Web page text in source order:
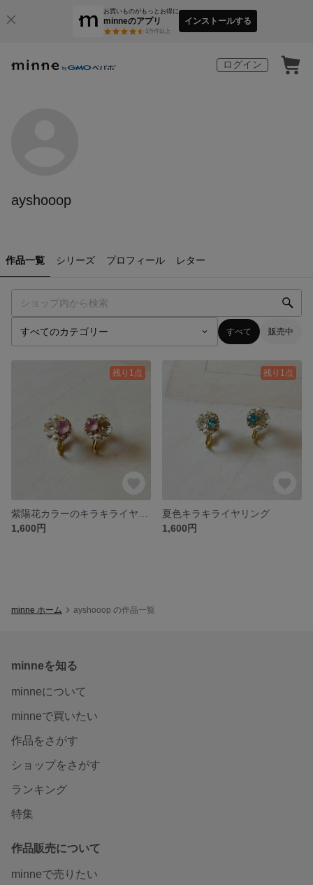
お買いものがもっとお得に
minneのアプリ
3万件以上
インストールする
ログイン
ayshooop
作品一覧 シリーズ プロフィール レター
すべて 販売中
残り1点
1,600円
残り1点
夏色キラキライヤリング
1,600円
minne ホーム ayshooop の作品一覧
minneを知る
minneについて
minneで買いたい
作品をさがす
ショップをさがす
ランキング
特集
作品販売について
minneで売りたい